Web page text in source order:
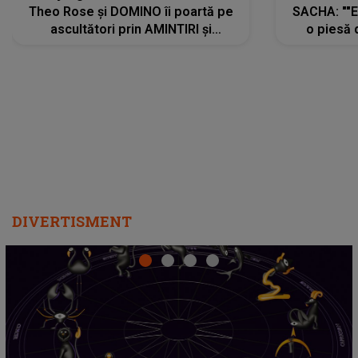
Theo Rose și DOMINO îi poartă pe
ascultători prin AMINTIRI și
SACHA:
o piesă
DIVERTISMENT